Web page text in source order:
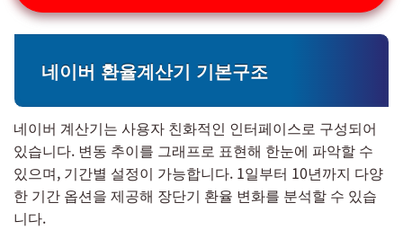
네이버 환율계산기 기본구조
네이버 계산기는 사용자 친화적인 인터페이스로 구성되어
있습니다. 변동 추이를 그래프로 표현해 한눈에 파악할 수
있으며, 기간별 설정이 가능합니다. 1일부터 10년까지 다양
한 기간 옵션을 제공해 장단기 환율 변화를 분석할 수 있습
니다.